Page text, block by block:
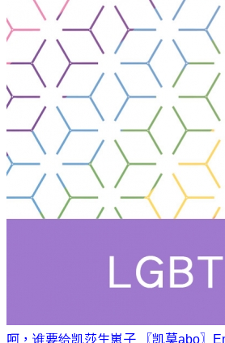
呵，谁要给凯莎生崽子 〖凯莫abo〗